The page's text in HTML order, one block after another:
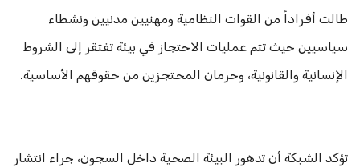
طالت أفراداً من القوات النظامية ومهنيين مدنيين ونشطاء
سياسيين حيث تتم عمليات الاحتجاز في بيئة تفتقر إلى الشروط
الإنسانية والقانونية، وحرمان المحتجزين من حقوقهم الأساسية.
تؤكد الشبكة أن تدهور البيئة الصحية داخل السجون، جراء انتشار